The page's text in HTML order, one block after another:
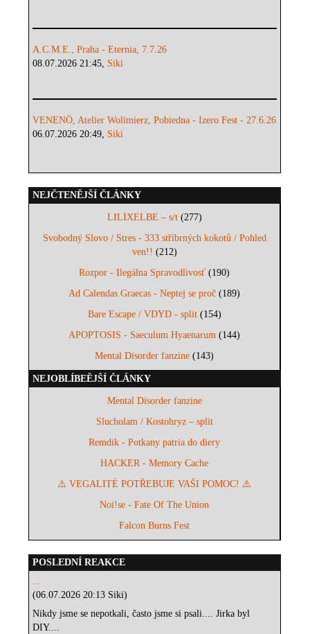
A.C.M.E., Praha - Eternia, 7.7.26
08.07.2026 21:45, Siki
VENENÖ, Atelier Wolimierz, Pobiedna - Izero Fest - 27.6.26
06.07.2026 20:49, Siki
NEJČTENĚJŠÍ ČLÁNKY
LILIXELBE – s/t(277)
Svobodný Slovo / Stres - 333 stříbrných kokotů / Pohled
ven!! (212)
Rozpor - Ilegálna Spravodlivosť (190)
Ad Calendas Graecas - Neptej se proč (189)
Bare Escape / VDYD - split(154)
APOPTOSIS - Saeculum Hyaenarum (144)
Mental Disorder fanzine (143)
NEJOBLÍBEĚJŠÍ ČLÁNKY
Mental Disorder fanzine
Slucholam / Kostohryz – split
Remdik - Potkany patria do diery
HACKER - Memory Cache
⚠️ VEGALITÉ POTŘEBUJE VAŠI POMOC! ⚠️
Noi!se - Fate Of The Union
Falcon Burns Fest
POSLEDNÍ REAKCE
...
(06.07.2026 20:13 Siki)
Nikdy jsme se nepotkali, často jsme si psali.... Jirka byl
DIY....